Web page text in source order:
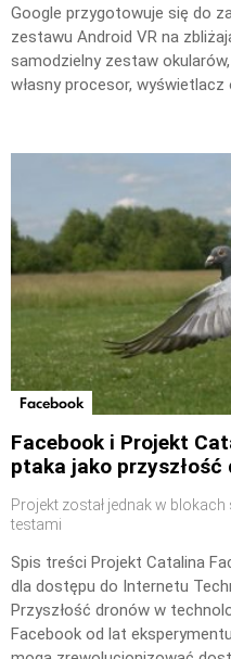
Google przygotowuje się do
zestawu Android VR na
samodzielny zestaw
własny procesor,
Facebook
Facebook i Projekt
ptaka jako
Projekt został jednak w
testami
Spis treści Projekt Catalina
dla dostępu do Internetu
Przyszłość dronów w
Facebook od lat